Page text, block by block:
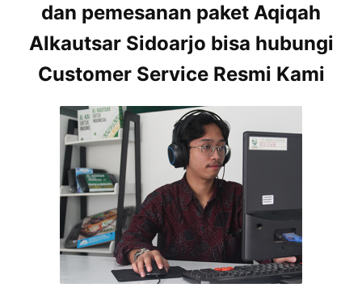
dan pemesanan paket Aqiqah
Alkautsar Sidoarjo bisa hubungi
Customer Service Resmi Kami